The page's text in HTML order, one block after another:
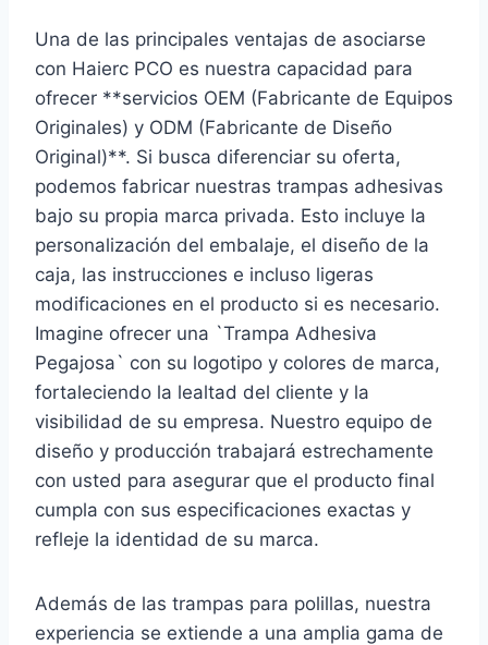
Una de las principales ventajas de asociarse
con Haierc PCO es nuestra capacidad para
ofrecer **servicios OEM (Fabricante de Equipos
Originales) y ODM (Fabricante de Diseño
Original)**. Si busca diferenciar su oferta,
podemos fabricar nuestras trampas adhesivas
bajo su propia marca privada. Esto incluye la
personalización del embalaje, el diseño de la
caja, las instrucciones e incluso ligeras
modificaciones en el producto si es necesario.
Imagine ofrecer una `Trampa Adhesiva
Pegajosa` con su logotipo y colores de marca,
fortaleciendo la lealtad del cliente y la
visibilidad de su empresa. Nuestro equipo de
diseño y producción trabajará estrechamente
con usted para asegurar que el producto final
cumpla con sus especificaciones exactas y
refleje la identidad de su marca.
Además de las trampas para polillas, nuestra
experiencia se extiende a una amplia gama de